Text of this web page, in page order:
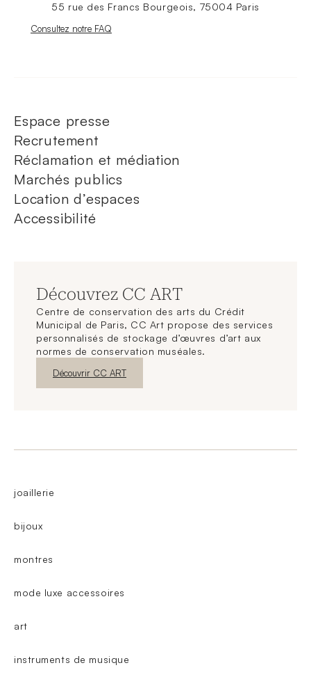
55 rue des Francs Bourgeois, 75004 Paris
Nouvelle fenêtre
Consultez notre FAQ
Espace presse
Recrutement
Réclamation et médiation
Marchés publics
Location d’espaces
Accessibilité
Découvrez CC ART
Centre de conservation des arts du Crédit
Municipal de Paris, CC Art propose des services
personnalisés de stockage d’œuvres d’art aux
normes de conservation muséales.
Nouvelle fenêtre
Découvrir CC ART
joaillerie
bijoux
montres
mode luxe accessoires
art
instruments de musique